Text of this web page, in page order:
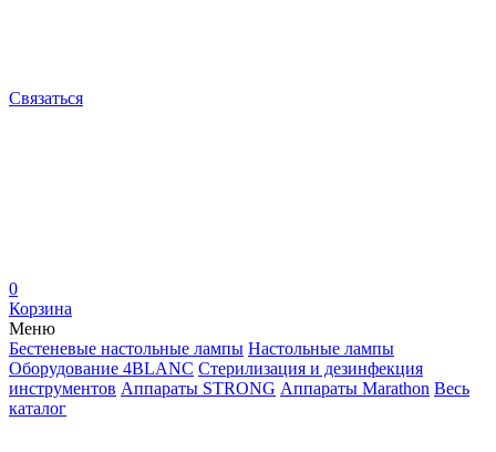
Связаться
0
Корзина
Меню
Бестеневые настольные лампы Настольные лампы
Оборудование 4BLANC Стерилизация и дезинфекция
инструментов Аппараты STRONG Аппараты Marathon Весь
каталог